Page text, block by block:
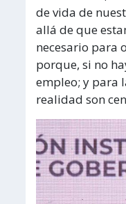
de vida de
allá de que
necesario para
porque, si no
empleo; y para
realidad son